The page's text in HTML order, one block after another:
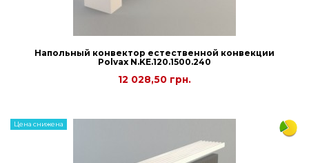
Напольный конвектор естественной конвекции
Polvax N.KE.120.1500.240
12 028,50 грн.
Цена снижена